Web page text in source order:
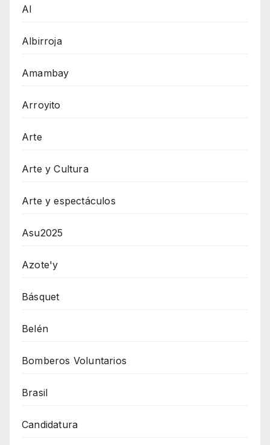
AI
Albirroja
Amambay
Arroyito
Arte
Arte y Cultura
Arte y espectáculos
Asu2025
Azote'y
Básquet
Belén
Bomberos Voluntarios
Brasil
Candidatura